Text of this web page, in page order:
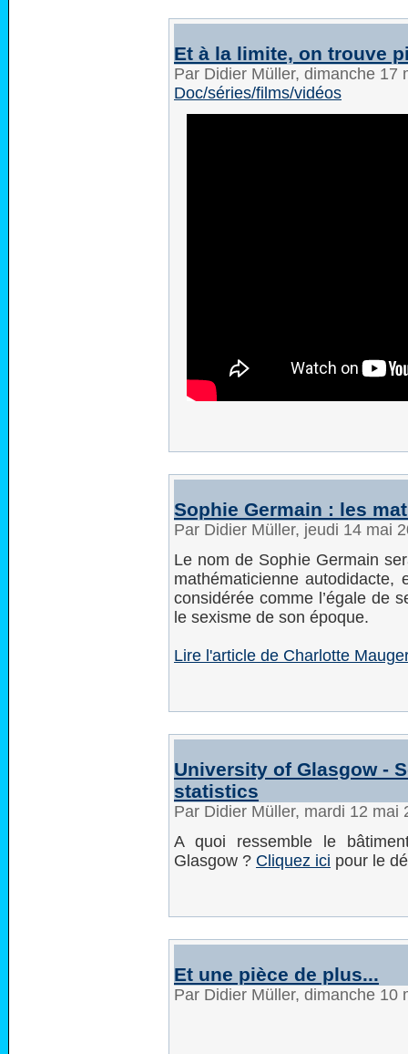
Et à la limite, on trouve
Par Didier Müller, dimanche 17
Doc/séries/films/vidéos
Sophie Germain : les
Par Didier Müller, jeudi 14 mai
Le nom de Sophie Germain
mathématicienne
considérée comme l’égale de
le sexisme de son époque.
Lire l'article de Charlotte
University of Glasgow -
statistics
Par Didier Müller, mardi 12 mai
A quoi ressemble le
Glasgow ? Cliquez ici pour le
Et une pièce de plus...
Par Didier Müller, dimanche 10